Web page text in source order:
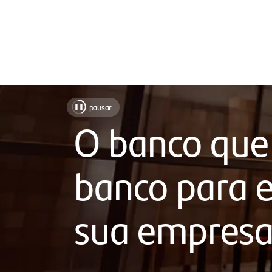
sua
atendimento
❚❚ pausar
O banco
banco para
sua